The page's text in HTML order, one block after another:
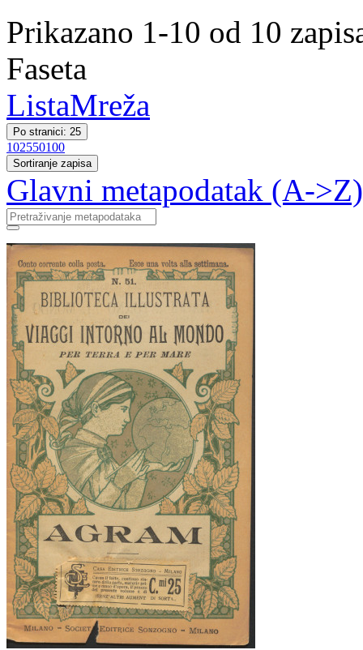
Prikazano 1-10 od 10
Faseta
ListaMreža
Po stranici: 25
102550100
Sortiranje zapisa
Glavni metapodatak (A->Z)